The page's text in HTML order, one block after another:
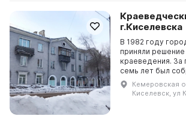
г.Киселевска
В 1982 году
приняли
краеведения.
семь лет был
который
музейного
Каждый год в
Кемеровская
Киселевск, ул